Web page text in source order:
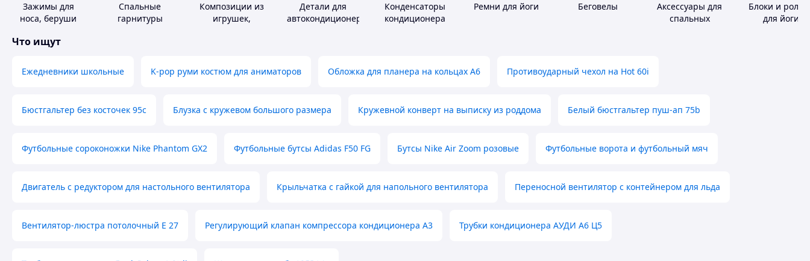
Зажимы для
носа, беруши
Спальные
гарнитуры
Композиции из
игрушек,
Детали для
автокондиционеров
Конденсаторы
кондиционера
Ремни для йоги Беговелы
Аксессуары для
спальных
Блоки и
для йоги
Что ищут
Ежедневники школьные K-pop руми костюм для аниматоров Обложка для планера на кольцах А6 Противоударный чехол на Hot 60i
Бюстгальтер без косточек 95с Блузка с кружевом большого размера Кружевной конверт на выписку из роддома Белый бюстгальтер пуш-ап 75b
Футбольные сороконожки Nike Phantom GX2 Футбольные бутсы Adidas F50 FG Бутсы Nike Air Zoom розовые Футбольные ворота и футбольный мяч
Двигатель с редуктором для настольного вентилятора Крыльчатка с гайкой для напольного вентилятора Переносной вентилятор с контейнером для льда
Вентилятор-люстра потолочный E 27 Регулирующий клапан компрессора кондиционера А3 Трубки кондиционера АУДИ А6 Ц5